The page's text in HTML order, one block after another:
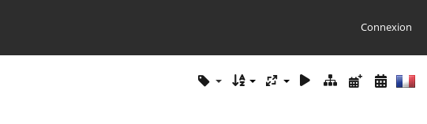
Connexion